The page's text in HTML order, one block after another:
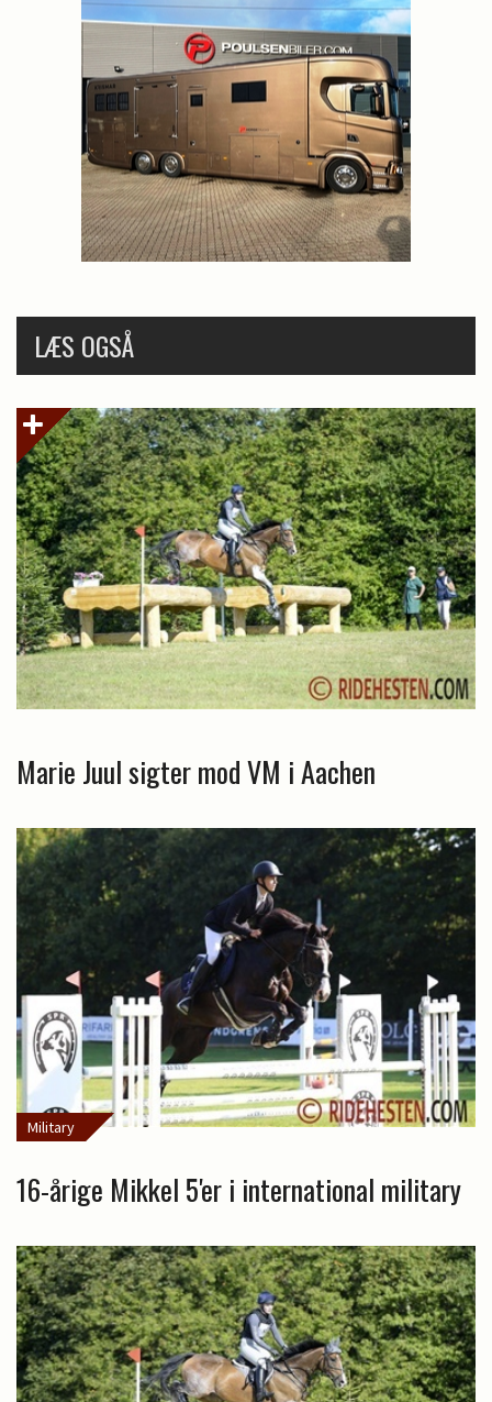
LÆS OGSÅ
Marie Juul sigter mod VM i Aachen
Military
16-årige Mikkel 5'er i international military